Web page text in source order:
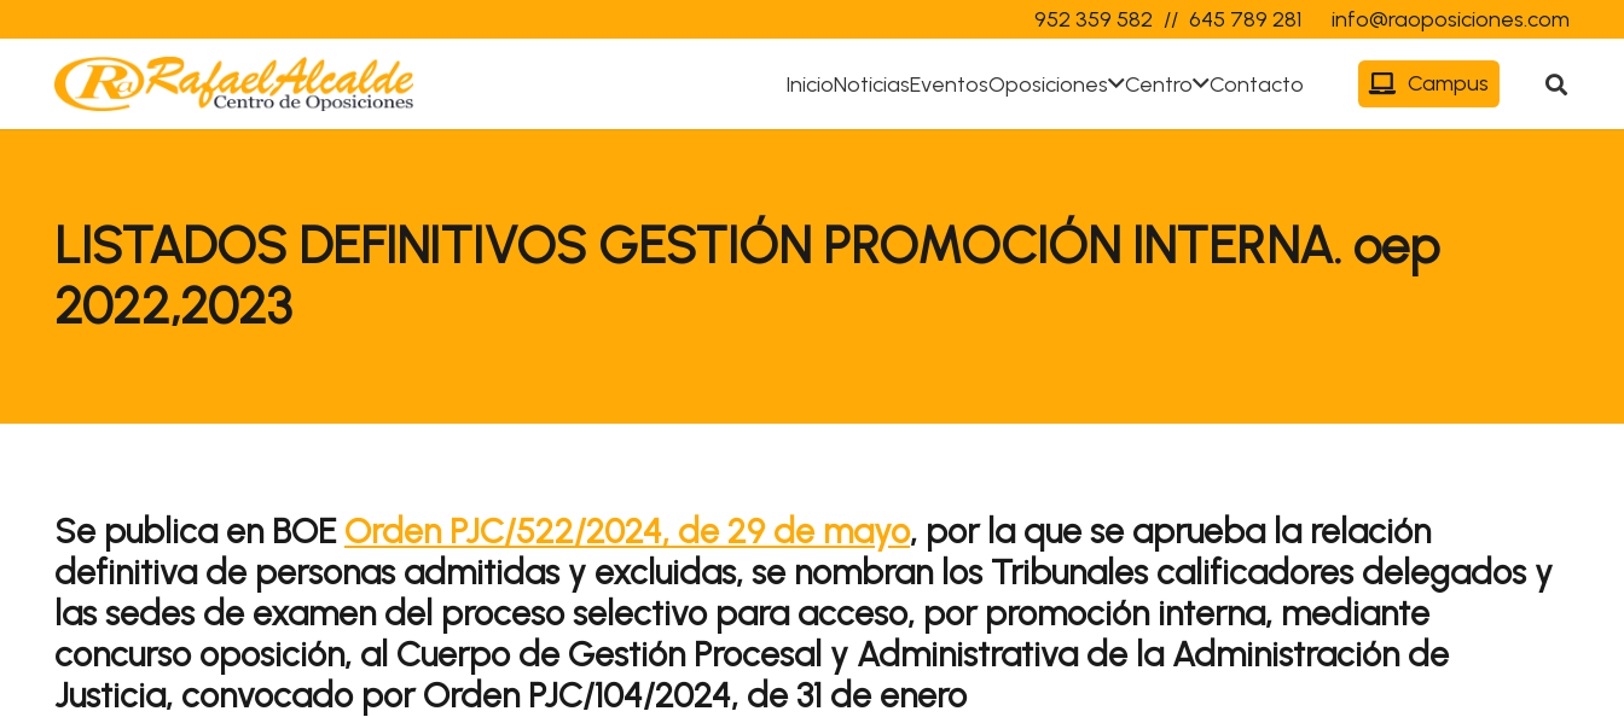
952 359 582 // 645 789 281 info@raoposiciones.com
InicioNoticiasEventosOposiciones Centro Contacto Campus
LISTADOS DEFINITIVOS GESTIÓN PROMOCIÓN INTERNA. oep
2022,2023
Se publica en BOE Orden PJC/522/2024, de 29 de mayo, por la que se aprueba la relación
definitiva de personas admitidas y excluidas, se nombran los Tribunales calificadores delegados y
las sedes de examen del proceso selectivo para acceso, por promoción interna, mediante
concurso oposición, al Cuerpo de Gestión Procesal y Administrativa de la Administración de
Justicia, convocado por Orden PJC/104/2024, de 31 de enero